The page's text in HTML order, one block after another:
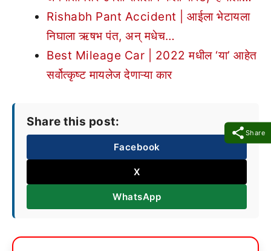
Share
Rishabh Pant Accident | आईला भेटायला
निघाला ऋषभ पंत, अन् मधेच…
Best Mileage Car | 2022 मधील ‘या’ आहेत
सर्वोत्कृष्ट मायलेज देणाऱ्या कार
Share this post:
Facebook
X
WhatsApp